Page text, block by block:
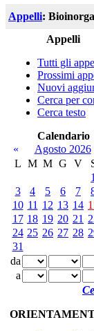
Appelli:
Appelli
Tutti gli
Prossimi
Nuovi
Cerca per
Cerca testo
Calendario
«
Agosto 2026
L M M G V
1
3
4 5 6 7
10 11 12 13 14
17 18 19 20 21
24 25 26 27 28
31
da
a